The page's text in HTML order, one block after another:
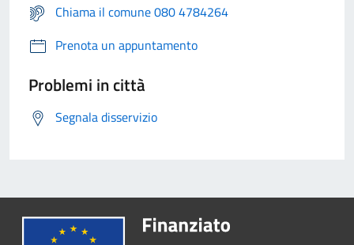
Chiama il comune 080 4784264
Prenota un appuntamento
Problemi in città
Segnala disservizio